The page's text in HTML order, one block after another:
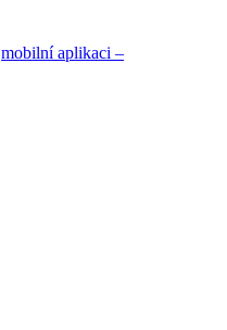
mobilní aplikaci –